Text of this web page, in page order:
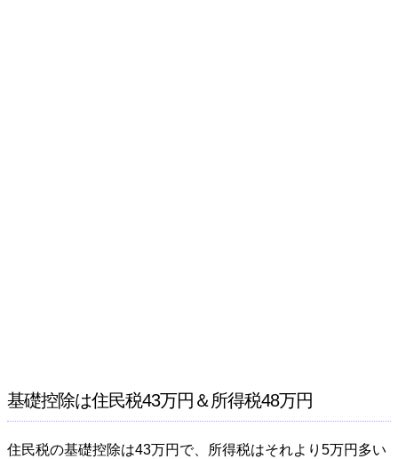
基礎控除は住民税43万円＆所得税48万円
住民税の基礎控除は43万円で、所得税はそれより5万円多い